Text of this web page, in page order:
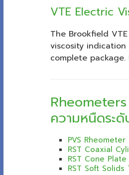
VTE Electric
The Brookfield
viscosity
complete package.
ความหนืดระ
PVS Rheometer
RST Coaxial
RST Cone
RST Soft